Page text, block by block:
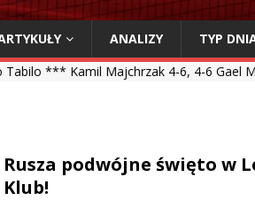
ANALIZY TYP
Majchrzak 4-6, 4-6 Gael Monfils *** WTA
Rusza podwójne święto w
Klub!